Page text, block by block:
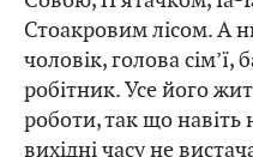
Стоакровим лісом. А
чоловік, голова сім’ї,
робітник. Усе його
роботи, так що
вихідні часу не